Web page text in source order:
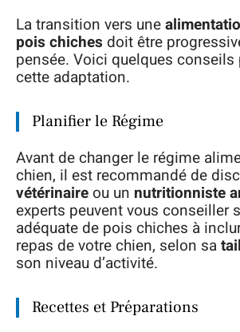
La transition vers une
pois chiches doit être
pensée. Voici quelques conseils
cette adaptation.
Planifier le Régime
Avant de changer le régime
chien, il est recommandé de
vétérinaire ou un nutritionniste
experts peuvent vous conseiller
adéquate de pois chiches à
repas de votre chien, selon sa
son niveau d’activité.
Recettes et Préparations